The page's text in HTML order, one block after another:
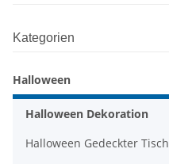
Kategorien
Halloween
Halloween Dekoration
Halloween Gedeckter Tisch